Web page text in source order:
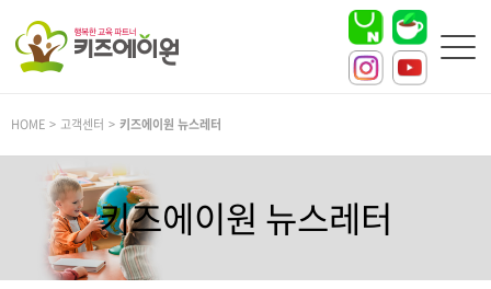
HOME > 고객센터 > 키즈에이원 뉴스레터
키즈에이원 뉴스레터